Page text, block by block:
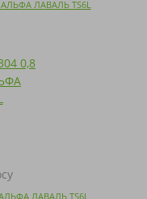
АЛЬФА ЛАВАЛЬ TS6L
ЛАВАЛЬ TS6L